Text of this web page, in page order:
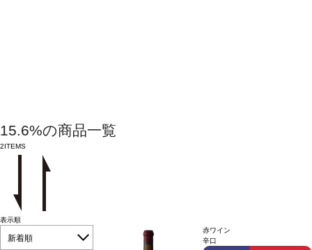
15.6%の商品一覧
2ITEMS
表示順
新着順
赤ワイン
辛口